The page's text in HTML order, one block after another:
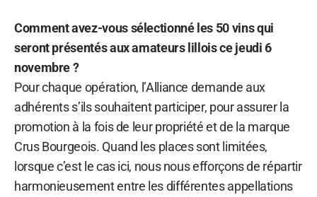
Comment avez-vous sélectionné les 50 vins qui
seront présentés aux amateurs lillois ce jeudi 6
novembre ?
Pour chaque opération, l’Alliance demande aux
adhérents s’ils souhaitent participer, pour assurer la
promotion à la fois de leur propriété et de la marque
Crus Bourgeois. Quand les places sont limitées,
lorsque c’est le cas ici, nous nous efforçons de répartir
harmonieusement entre les différentes appellations